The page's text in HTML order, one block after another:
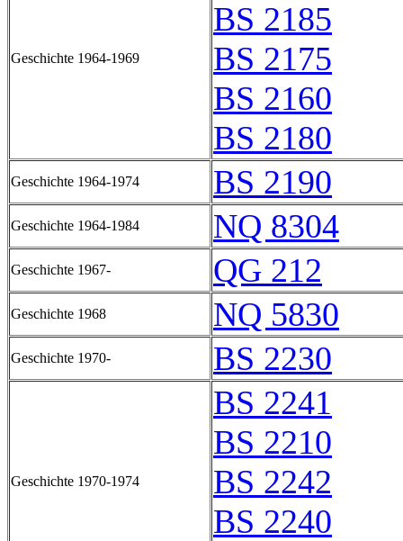
Geschichte 1964-1969
BS 2185
BS 2175
BS 2160
BS 2180
Geschichte 1964-1974 BS 2190
Geschichte 1964-1984 NQ 8304
Geschichte 1967- QG 212
Geschichte 1968 NQ 5830
Geschichte 1970- BS 2230
Geschichte 1970-1974
BS 2241
BS 2210
BS 2242
BS 2240